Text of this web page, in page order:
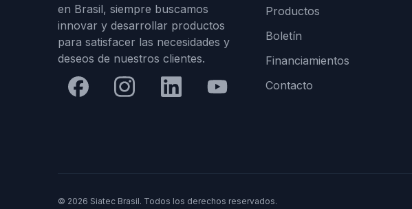
en Brasil, siempre buscamos
innovar y desarrollar productos
para satisfacer las necesidades y
deseos de nuestros clientes.
Productos
Boletín
Financiamientos
Contacto
© 2026 Siatec Brasil. Todos los derechos reservados.